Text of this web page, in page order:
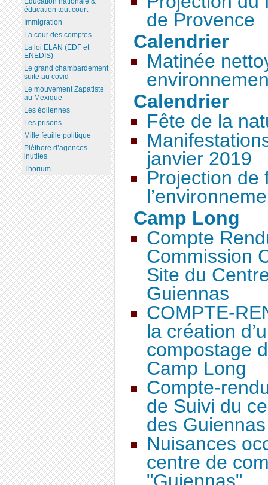
de Provence
Calendrier
Matinée
Calendrier
Fête de la
janvier 2019
Projection de
Camp Long
Compte
Commission
Site du
Guiennas
COMPTE-
la création
compostage
Camp Long
Compte-
de Suivi du
des
Nuisances
centre de
éducation tout court
Immigration
La cour des comptes
La loi ELAN (EDF et
ENEDIS)
Le grand chambardement
suite au covid
Le mouvement Zapatiste
au Mexique
Les éoliennes
Les prisons
Mille feuille politique
Pléthore d’agences
inutiles
Thorium